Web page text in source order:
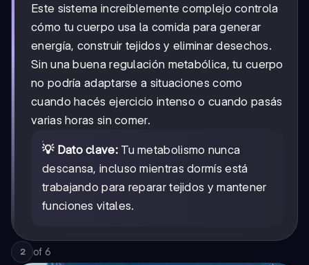
Este sistema increíblemente complejo controla
cómo tu cuerpo usa la comida para generar
energía, construir tejidos y eliminar desechos.
Sin una buena regulación metabólica, tu cuerpo
no podría adaptarse a situaciones como
cuando hacés ejercicio intenso o cuando pasás
varias horas sin comer.
💡 Dato clave:Tu metabolismo nunca
descansa, incluso mientras dormís está
trabajando para reparar tejidos y mantener
funciones vitales.
2 of 6